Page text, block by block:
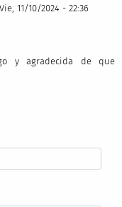
11/10/2024 - 22:36
y agradecida de que